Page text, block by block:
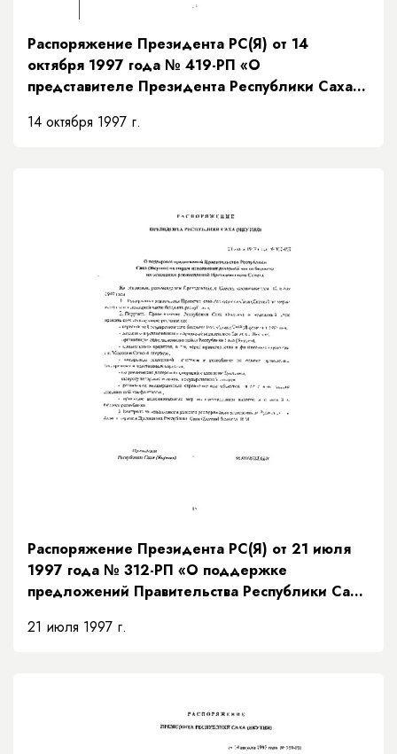
Распоряжение Президента РС(Я) от 14
октября 1997 года № 419-РП «О
представителе Президента Республики Саха
14 октября 1997 г.
Распоряжение Президента РС(Я) от 21 июля
1997 года № 312-РП «О поддержке
предложений Правительства Республики Саха
бюджета на основании рекомендаций
21 июля 1997 г.